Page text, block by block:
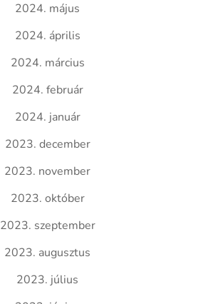
2024. május
2024. április
2024. március
2024. február
2024. január
2023. december
2023. november
2023. október
2023. szeptember
2023. augusztus
2023. július